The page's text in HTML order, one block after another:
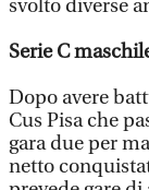
svolto diverse
Serie C
Dopo avere
Cus Pisa che
gara due per
netto